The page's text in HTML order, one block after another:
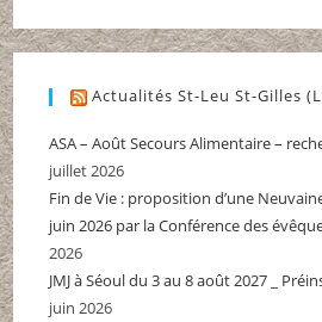
Actualités St-Leu St-Gilles
ASA – Août Secours Alimentaire –
juillet 2026
Fin de Vie : proposition d’une
juin 2026 par la Conférence des
2026
JMJ à Séoul du 3 au 8 août 2027 _
juin 2026